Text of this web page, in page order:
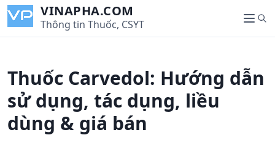
i
VINAPHA.COM
Thông tin Thuốc, CSYT
M
e
u
S
e
c
Thuốc Carvedol: Hướng dẫn
sử dụng, tác dụng, liều
dùng & giá bán